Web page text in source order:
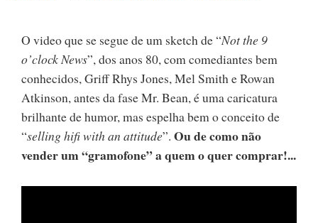
O video que se segue de um sketch de “Not the 9
o’clock News”, dos anos 80, com comediantes bem
conhecidos, Griff Rhys Jones, Mel Smith e Rowan
Atkinson, antes da fase Mr. Bean, é uma caricatura
brilhante de humor, mas espelha bem o conceito de
“selling hifi with an attitude”. Ou de como não
vender um “gramofone” a quem o quer comprar!...